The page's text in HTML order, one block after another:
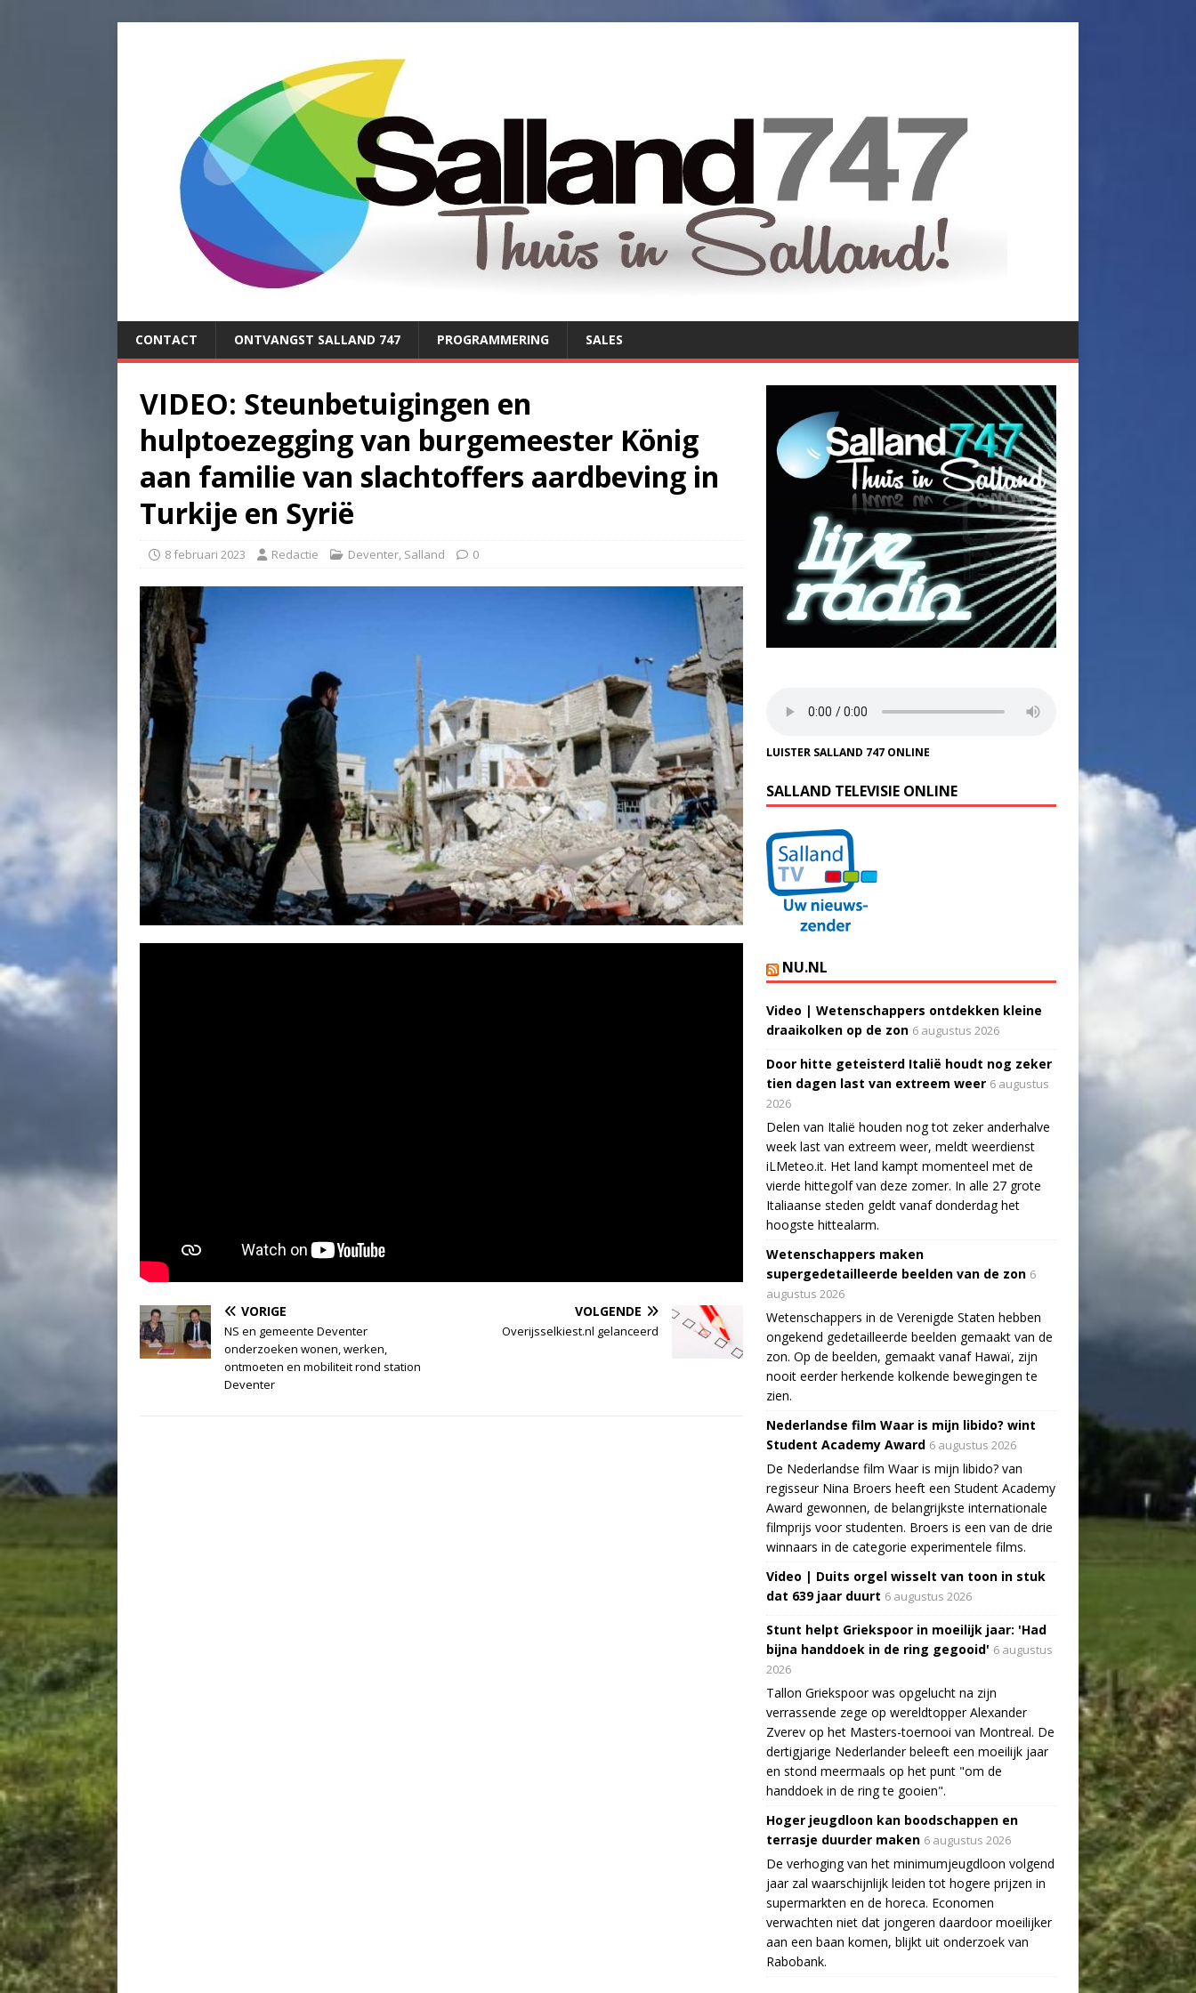
CONTACT ONTVANGST SALLAND 747 PROGRAMMERING SALES
VIDEO: Steunbetuigingen en
hulptoezegging van burgemeester König
aan familie van slachtoffers aardbeving in
Turkije en Syrië
8 februari 2023 Redactie Deventer, Salland 0
VORIGE
NS en gemeente Deventer
onderzoeken wonen, werken,
ontmoeten en mobiliteit rond station
Deventer
VOLGENDE
Overijsselkiest.nl gelanceerd
LUISTER SALLAND 747 ONLINE
SALLAND TELEVISIE ONLINE
NU.NL
Video | Wetenschappers ontdekken kleine
draaikolken op de zon 6 augustus 2026
Door hitte geteisterd Italië houdt nog zeker
tien dagen last van extreem weer 6 augustus
2026
Delen van Italië houden nog tot zeker anderhalve
week last van extreem weer, meldt weerdienst
iLMeteo.it. Het land kampt momenteel met de
vierde hittegolf van deze zomer. In alle 27 grote
Italiaanse steden geldt vanaf donderdag het
hoogste hittealarm.
Wetenschappers maken
supergedetailleerde beelden van de zon 6
augustus 2026
Wetenschappers in de Verenigde Staten hebben
ongekend gedetailleerde beelden gemaakt van de
zon. Op de beelden, gemaakt vanaf Hawaï, zijn
nooit eerder herkende kolkende bewegingen te
zien.
Nederlandse film Waar is mijn libido? wint
Student Academy Award 6 augustus 2026
De Nederlandse film Waar is mijn libido? van
regisseur Nina Broers heeft een Student Academy
Award gewonnen, de belangrijkste internationale
filmprijs voor studenten. Broers is een van de drie
winnaars in de categorie experimentele films.
Video | Duits orgel wisselt van toon in stuk
dat 639 jaar duurt 6 augustus 2026
Stunt helpt Griekspoor in moeilijk jaar: 'Had
bijna handdoek in de ring gegooid' 6 augustus
2026
Tallon Griekspoor was opgelucht na zijn
verrassende zege op wereldtopper Alexander
Zverev op het Masters-toernooi van Montreal. De
dertigjarige Nederlander beleeft een moeilijk jaar
en stond meermaals op het punt "om de
handdoek in de ring te gooien".
Hoger jeugdloon kan boodschappen en
terrasje duurder maken 6 augustus 2026
De verhoging van het minimumjeugdloon volgend
jaar zal waarschijnlijk leiden tot hogere prijzen in
supermarkten en de horeca. Economen
verwachten niet dat jongeren daardoor moeilijker
aan een baan komen, blijkt uit onderzoek van
Rabobank.